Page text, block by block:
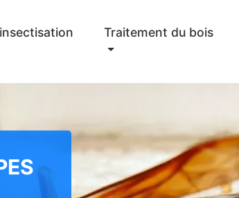
Traitement du bois